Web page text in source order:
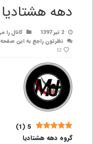
دهه هشتادیا
2 تیر 1397 کانال را
نظرتون راجع به این
12
5
(
1
)
گروه دهه هشتادیا